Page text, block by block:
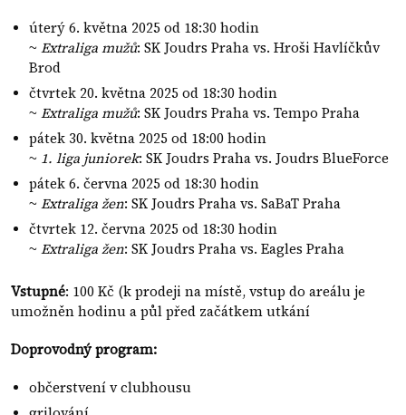
úterý 6. května 2025 od 18:30 hodin
~ Extraliga mužů: SK Joudrs Praha vs. Hroši Havlíčkův
Brod
čtvrtek 20. května 2025 od 18:30 hodin
~ Extraliga mužů: SK Joudrs Praha vs. Tempo Praha
pátek 30. května 2025 od 18:00 hodin
~ 1. liga juniorek: SK Joudrs Praha vs. Joudrs BlueForce
pátek 6. června 2025 od 18:30 hodin
~ Extraliga žen: SK Joudrs Praha vs. SaBaT Praha
čtvrtek 12. června 2025 od 18:30 hodin
~ Extraliga žen: SK Joudrs Praha vs. Eagles Praha
Vstupné: 100 Kč (k prodeji na místě, vstup do areálu je
umožněn hodinu a půl před začátkem utkání
Doprovodný program:
občerstvení v clubhousu